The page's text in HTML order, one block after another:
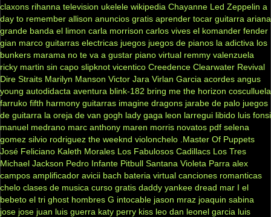
claxons rihanna television ukelele wikipedia Chayanne Led Zeppelin a
day to remember allison anuncios gratis aprender tocar guitarra ariana
grande banda el limon carla morrison carlos vives el komander fender
gian marco guitarras electricas juegos juegos de pianos la adictiva los
bunkers marama no te va a gustar piano virtual remmy valenzuela
ricky martin sin capo slipknot vicentico Creedence Clearwater Revival
Dire Straits Marilyn Manson Victor Jara Virlan Garcia acordes angus
young autodidacta aventura blink-182 bring me the horizon cosculluela
farruko fifth harmony guitarras imagine dragons jarabe de palo juegos
de guitarra la oreja de van gogh lady gaga leon larregui libido luis fonsi
manuel medrano marc anthony maren morris novatos pdf selena
gomez silvio rodriguez the weeknd violonchelo .Master Of Puppets
José Feliciano Kaleth Morales Los Fabulosos Cadillacs Los Tres
Michael Jackson Pedro Infante Pitbull Santana Violeta Parra alex
campos amplificador avicii bach bateria virtual canciones romanticas
chelo clases de musica curso gratis daddy yankee dread mar I el
bebeto el tri ghost hombres G intocable jason mraz joaquin sabina
jose jose juan luis guerra katy perry kiss leo dan leonel garcia luis